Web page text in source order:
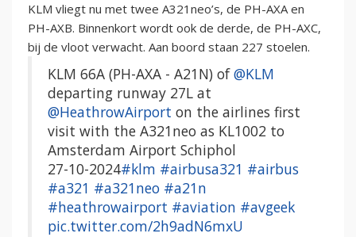
KLM vliegt nu met twee A321neo’s, de PH-AXA en
PH-AXB. Binnenkort wordt ook de derde, de PH-AXC,
bij de vloot verwacht. Aan boord staan 227 stoelen.
KLM 66A (PH-AXA - A21N) of@KLM
departing runway 27L at
@HeathrowAirport on the airlines first
visit with the A321neo as KL1002 to
Amsterdam Airport Schiphol
27-10-2024#klm #airbusa321 #airbus
#a321 #a321neo #a21n
#heathrowairport #aviation #avgeek
pic.twitter.com/2h9adN6mxU